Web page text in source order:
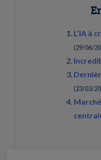
L’IA à
(29/06/
(23/03/